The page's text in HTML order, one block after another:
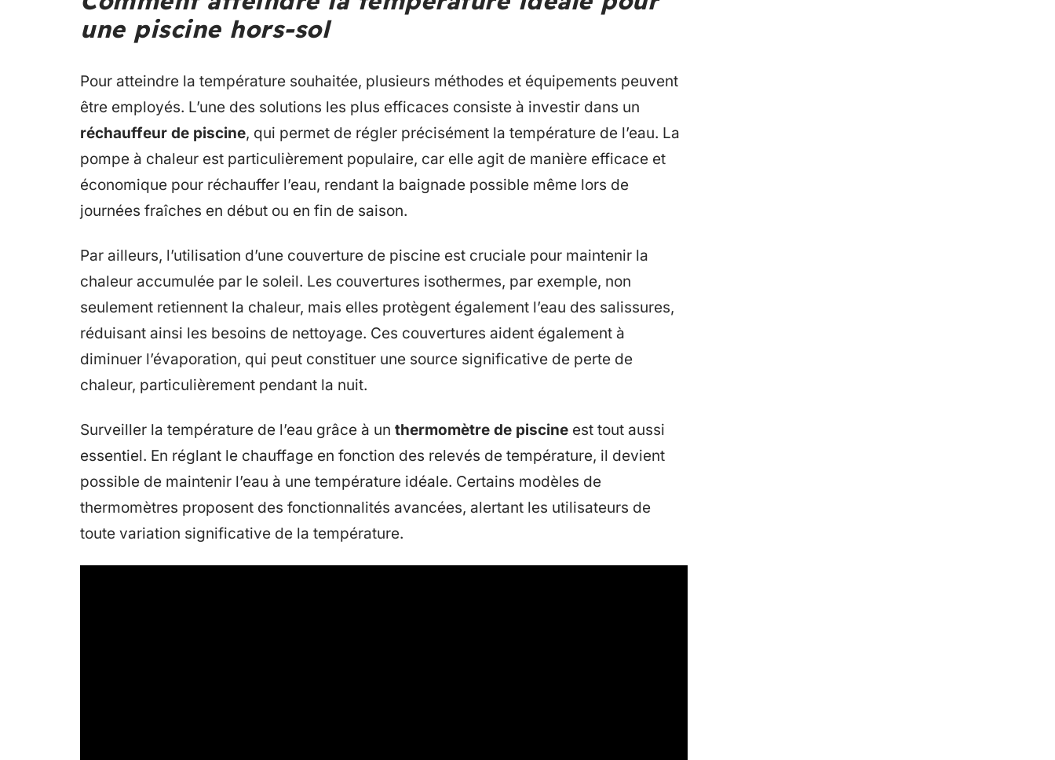
une piscine hors-sol
Pour atteindre la température souhaitée, plusieurs méthodes et équipements peuvent
être employés. L’une des solutions les plus efficaces consiste à investir dans un
réchauffeur de piscine, qui permet de régler précisément la température de l’eau. La
pompe à chaleur est particulièrement populaire, car elle agit de manière efficace et
économique pour réchauffer l’eau, rendant la baignade possible même lors de
journées fraîches en début ou en fin de saison.
Par ailleurs, l’utilisation d’une couverture de piscine est cruciale pour maintenir la
chaleur accumulée par le soleil. Les couvertures isothermes, par exemple, non
seulement retiennent la chaleur, mais elles protègent également l’eau des salissures,
réduisant ainsi les besoins de nettoyage. Ces couvertures aident également à
diminuer l’évaporation, qui peut constituer une source significative de perte de
chaleur, particulièrement pendant la nuit.
Surveiller la température de l’eau grâce à un thermomètre de piscine est tout aussi
essentiel. En réglant le chauffage en fonction des relevés de température, il devient
possible de maintenir l’eau à une température idéale. Certains modèles de
thermomètres proposent des fonctionnalités avancées, alertant les utilisateurs de
toute variation significative de la température.